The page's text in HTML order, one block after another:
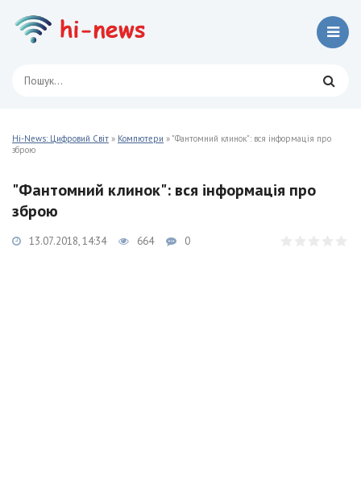
Hi-News: Цифровий Світ » Компютери » "Фантомний клинок": вся інформація про
зброю
"Фантомний клинок": вся інформація про
зброю
13.07.2018, 14:34 664 0